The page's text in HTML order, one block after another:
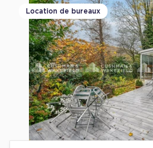
Location de bureaux